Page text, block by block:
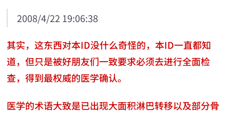
2008/4/22 19:06:38
其实，这东西对本ID没什么奇怪的，本ID一直都知
道，但只是被好朋友们一致要求必须去进行全面检
查，得到最权威的医学确认。
医学的术语大致是已出现大面积淋巴转移以及部分骨